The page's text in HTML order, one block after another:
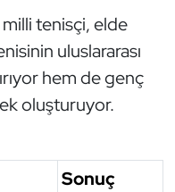
tenisçi, elde
uluslararası
hem de genç
oluşturuyor.
Sonuç